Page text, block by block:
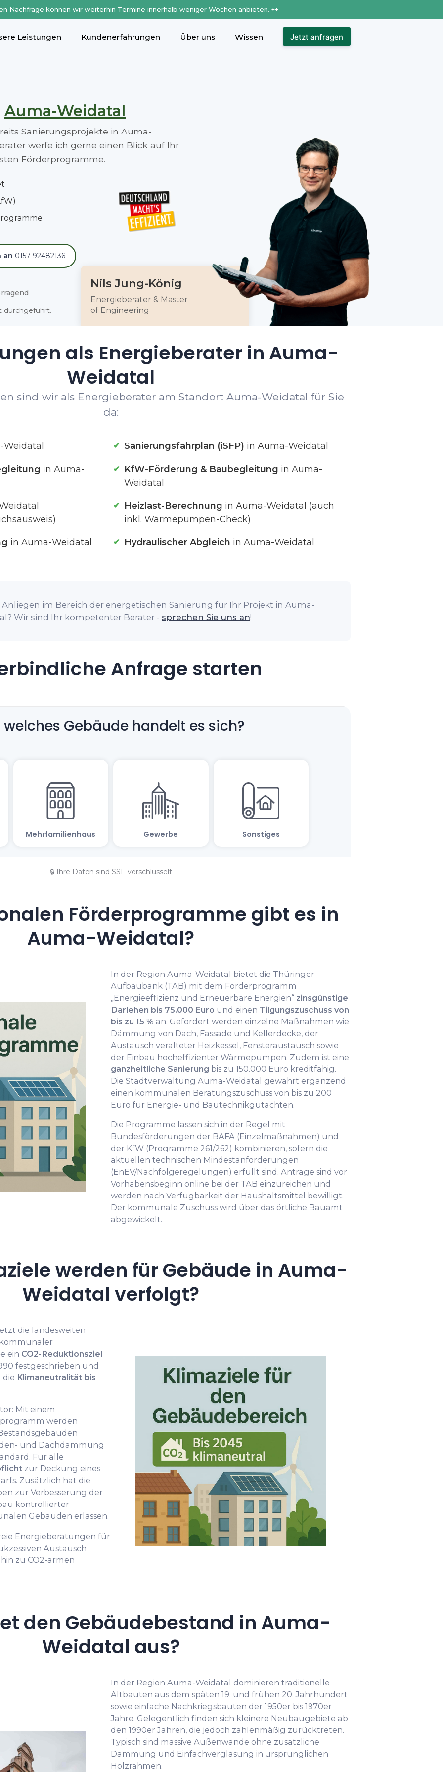
Nachfrage können wir weiterhin Termine innerhalb weniger Wochen anbieten. ++
Leistungen Kundenerfahrungen Über uns Wissen Jetzt anfragen
Auma-Weidatal
Sanierungsprojekte in Auma-
werfe ich gerne einen Blick auf Ihr
Förderprogramme.
an 0157 92482136
durchgeführt.
Nils Jung-König
Energieberater & Master
of Engineering
als Energieberater in Auma-
Weidatal
sind wir als Energieberater am Standort Auma-Weidatal für Sie
da:
Sanierungsfahrplan (iSFP) in Auma-Weidatal
in Auma- KfW-Förderung & Baubegleitung in Auma-
Weidatal
Heizlast-Berechnung in Auma-Weidatal (auch
inkl. Wärmepumpen-Check)
in Auma-Weidatal Hydraulischer Abgleich in Auma-Weidatal
Anliegen im Bereich der energetischen Sanierung für Ihr Projekt in Auma-
Wir sind Ihr kompetenter Berater - sprechen Sie uns an!
Anfrage starten
🔒 Ihre Daten sind SSL-verschlüsselt
Förderprogramme gibt es in
Auma-Weidatal?
In der Region Auma-Weidatal bietet die Thüringer
Aufbaubank (TAB) mit dem Förderprogramm
„Energieeffizienz und Erneuerbare Energien“ zinsgünstige
Darlehen bis 75.000 Euro und einen Tilgungszuschuss von
bis zu 15 % an. Gefördert werden einzelne Maßnahmen wie
Dämmung von Dach, Fassade und Kellerdecke, der
Austausch veralteter Heizkessel, Fensteraustausch sowie
der Einbau hocheffizienter Wärmepumpen. Zudem ist eine
ganzheitliche Sanierung bis zu 150.000 Euro kreditfähig.
Die Stadtverwaltung Auma-Weidatal gewährt ergänzend
einen kommunalen Beratungszuschuss von bis zu 200
Euro für Energie- und Bautechnikgutachten.
Die Programme lassen sich in der Regel mit
Bundesförderungen der BAFA (Einzelmaßnahmen) und
der KfW (Programme 261/262) kombinieren, sofern die
aktuellen technischen Mindestanforderungen
(EnEV/Nachfolgeregelungen) erfüllt sind. Anträge sind vor
Vorhabensbeginn online bei der TAB einzureichen und
werden nach Verfügbarkeit der Haushaltsmittel bewilligt.
Der kommunale Zuschuss wird über das örtliche Bauamt
abgewickelt.
werden für Gebäude in Auma-
Weidatal verfolgt?
die landesweiten
ein CO2-Reduktionsziel
festgeschrieben und
die Klimaneutralität bis
Mit einem
werden
und Dachdämmung
Für alle
zur Deckung eines
Zusätzlich hat die
zur Verbesserung der
kontrollierter
Gebäuden erlassen.
Energieberatungen für
Austausch
zu CO2-armen
den Gebäudebestand in Auma-
Weidatal aus?
In der Region Auma-Weidatal dominieren traditionelle
Altbauten aus dem späten 19. und frühen 20. Jahrhundert
sowie einfache Nachkriegsbauten der 1950er bis 1970er
Jahre. Gelegentlich finden sich kleinere Neubaugebiete ab
den 1990er Jahren, die jedoch zahlenmäßig zurücktreten.
Typisch sind massive Außenwände ohne zusätzliche
Dämmung und Einfachverglasung in ursprünglichen
Holzrahmen.